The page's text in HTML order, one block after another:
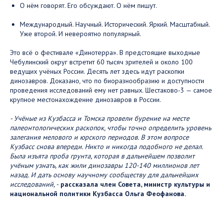
О нём говорят. Его обсуждают. О нём пишут.
Международный. Научный. Исторический. Яркий. Масштабный.
Уже второй. И невероятно популярный.
Это всё о фестивале «Динотерра». В предстоящие выходные
Чебулинский округ встретит 60 тысяч зрителей и около 100
ведущих учёных России. Десять лет здесь идут раскопки
динозавров. Доказано, что по биоразнообразию и доступности
проведения исследований ему нет равных. Шестаково-3 — самое
крупное местонахождение динозавров в России.
- Учёные из Кузбасса и Томска провели бурение на месте
палеонтологических раскопок, чтобы точно определить уровень
залегания мелового и юрского периодов. В этом вопросе
Кузбасс снова впереди. Никто и никогда подобного не делал.
Была изъята проба грунта, которая в дальнейшем позволит
учёным узнать, как жили динозавры 120-140 миллионов лет
назад. И дать основу научному сообществу для дальнейших
исследований, - рассказала член Совета, министр культуры и
национальной политики Кузбасса Ольга Феофанова.